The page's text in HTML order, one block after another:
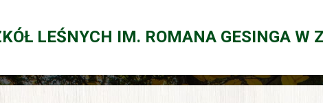
LEŚNYCH IM. ROMANA GESINGA W